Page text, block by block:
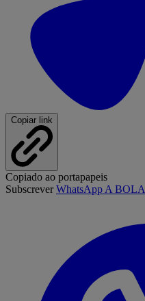
Copiar link
Copiado ao portapapeis
SubscreverWhatsApp A BOLA